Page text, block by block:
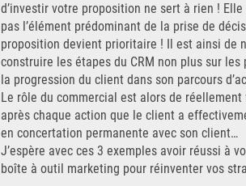
d’investir votre proposition ne sert à rien !
pas l’élément prédominant de la prise de
proposition devient prioritaire ! Il est ainsi de
construire les étapes du CRM non plus sur
la progression du client dans son parcours
Le rôle du commercial est alors de
après chaque action que le client a
en concertation permanente avec son client…
J’espère avec ces 3 exemples avoir réussi à
boîte à outil marketing pour réinventer vos